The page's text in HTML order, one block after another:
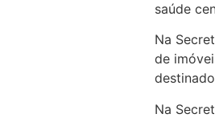
saúde
Na
de
Na